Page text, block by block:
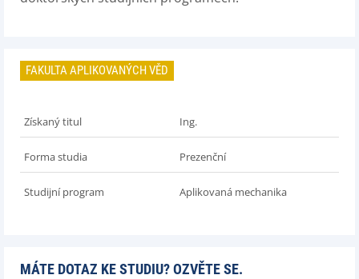
FAKULTA APLIKOVANÝCH VĚD
Získaný titul Ing.
Forma studia Prezenční
Studijní program Aplikovaná mechanika
MÁTE DOTAZ KE STUDIU? OZVĚTE SE.